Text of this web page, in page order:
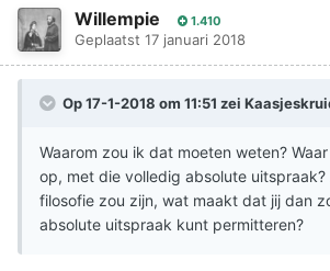
Willempie 1.410
Geplaatst 17 januari 2018
Op 17-1-2018 om 11:51 zei
Waarom zou ik dat moeten weten?
op, met die volledig absolute uitspraak?
filosofie zou zijn, wat maakt dat jij dan
absolute uitspraak kunt permitteren?